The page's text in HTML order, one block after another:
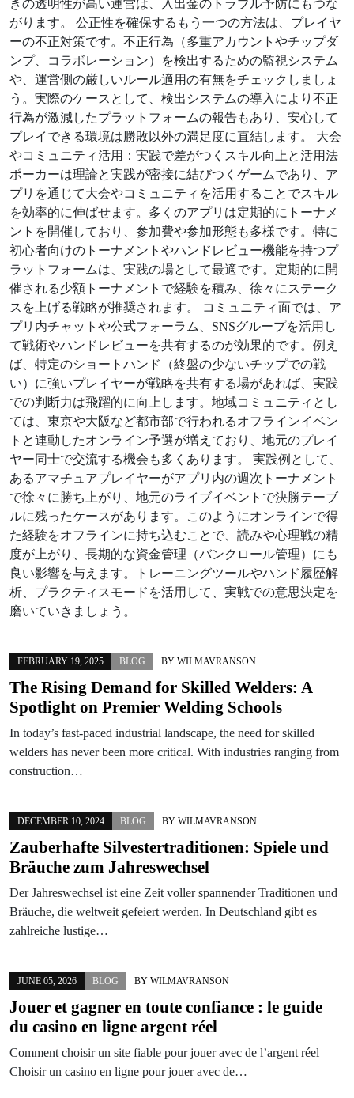
きの透明性が高い運営は、入出金のトラブル予防にもつな
がります。 公正性を確保するもう一つの方法は、プレイヤ
ーの不正対策です。不正行為（多重アカウントやチップダ
ンプ、コラボレーション）を検出するための監視システム
や、運営側の厳しいルール適用の有無をチェックしましょ
う。実際のケースとして、検出システムの導入により不正
行為が激減したプラットフォームの報告もあり、安心して
プレイできる環境は勝敗以外の満足度に直結します。 大会
やコミュニティ活用：実践で差がつくスキル向上と活用法
ポーカーは理論と実践が密接に結びつくゲームであり、ア
プリを通じて大会やコミュニティを活用することでスキル
を効率的に伸ばせます。多くのアプリは定期的にトーナメ
ントを開催しており、参加費や参加形態も多様です。特に
初心者向けのトーナメントやハンドレビュー機能を持つプ
ラットフォームは、実践の場として最適です。定期的に開
催される少額トーナメントで経験を積み、徐々にステーク
スを上げる戦略が推奨されます。 コミュニティ面では、ア
プリ内チャットや公式フォーラム、SNSグループを活用し
て戦術やハンドレビューを共有するのが効果的です。例え
ば、特定のショートハンド（終盤の少ないチップでの戦
い）に強いプレイヤーが戦略を共有する場があれば、実践
での判断力は飛躍的に向上します。地域コミュニティとし
ては、東京や大阪など都市部で行われるオフラインイベン
トと連動したオンライン予選が増えており、地元のプレイ
ヤー同士で交流する機会も多くあります。 実践例として、
あるアマチュアプレイヤーがアプリ内の週次トーナメント
で徐々に勝ち上がり、地元のライブイベントで決勝テーブ
ルに残ったケースがあります。このようにオンラインで得
た経験をオフラインに持ち込むことで、読みや心理戦の精
度が上がり、長期的な資金管理（バンクロール管理）にも
良い影響を与えます。トレーニングツールやハンド履歴解
析、プラクティスモードを活用して、実戦での意思決定を
磨いていきましょう。
FEBRUARY 19, 2025 BLOG BY WILMAVRANSON
The Rising Demand for Skilled Welders: A
Spotlight on Premier Welding Schools
In today’s fast-paced industrial landscape, the need for skilled
welders has never been more critical. With industries ranging from
construction…
DECEMBER 10, 2024 BLOG BY WILMAVRANSON
Zauberhafte Silvestertraditionen: Spiele und
Bräuche zum Jahreswechsel
Der Jahreswechsel ist eine Zeit voller spannender Traditionen und
Bräuche, die weltweit gefeiert werden. In Deutschland gibt es
zahlreiche lustige…
JUNE 05, 2026 BLOG BY WILMAVRANSON
Jouer et gagner en toute confiance : le guide
du casino en ligne argent réel
Comment choisir un site fiable pour jouer avec de l’argent réel
Choisir un casino en ligne pour jouer avec de…